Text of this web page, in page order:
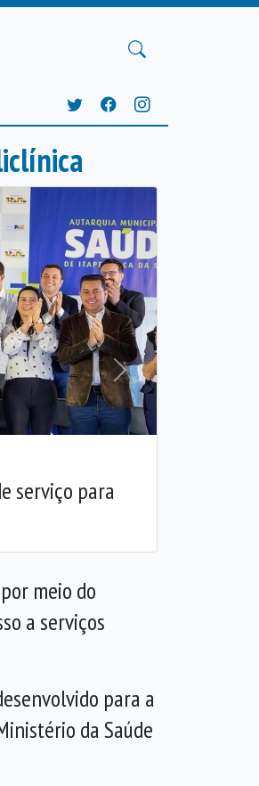
serviço para
Próxima
meio do
a serviços
para a
da Saúde